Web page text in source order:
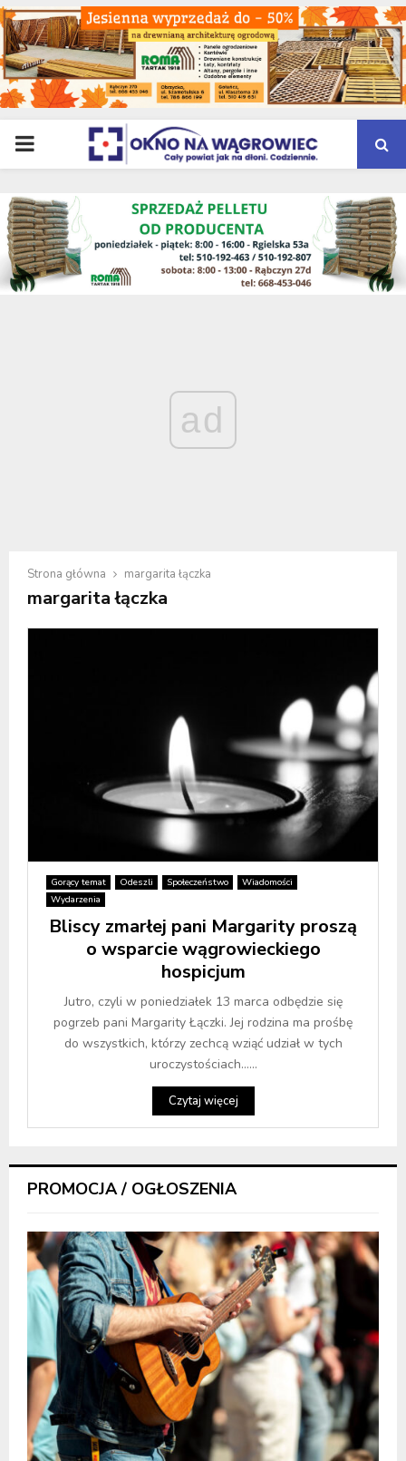
PRIMARY
MENU
ad
Strona główna margarita łączka
margarita łączka
Gorący temat Odeszli Społeczeństwo
Wiadomości
Wydarzenia
Bliscy zmarłej pani Margarity proszą
o wsparcie wągrowieckiego
hospicjum
Jutro, czyli w poniedziałek 13 marca odbędzie się
pogrzeb pani Margarity Łączki. Jej rodzina ma prośbę
do wszystkich, którzy zechcą wziąć udział w tych
uroczystościach…...
Czytaj więcej
PROMOCJA / OGŁOSZENIA